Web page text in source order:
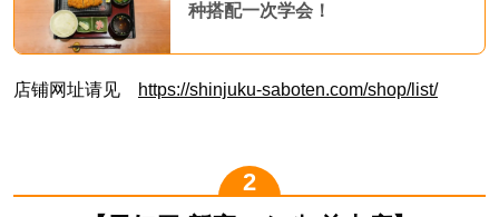
种搭配一次学会！
店铺网址请见 https://shinjuku-saboten.com/shop/list/